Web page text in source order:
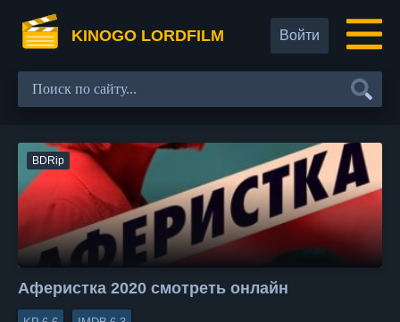
KINOGO LORDFILM Войти
BDRip
Аферистка 2020 смотреть онлайн